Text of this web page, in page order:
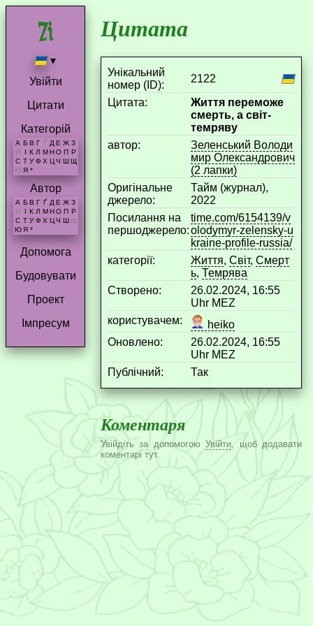
▾
Увійти
Цитати
Категорій
А Б В Г Ґ Д Е Ж З
И
І К Л М Н О П Р
С Т У Ф Х Ц Ч Ш Щ
Ю Я *
Автор
А Б В Г Ґ Д Е Ж З
И
К Л М Н О П Р
С Т У Ф Х Ц Ч Ш Щ
Ю Я *
Допомога
Будовувати
Проект
Імпресум
Цитата
Унікальний
номер (ID):
2122
Цитата:
Життя переможе
смерть, а світ-
темряву
aвтор:
Зеленський Володи
мир Олександрович
(2 лапки)
Оригінальне
джерело:
Тайм (журнал),
2022
Посилання на
першоджерело:
time.com/6154139/v
olodymyr-zelensky-u
kraine-profile-russia/
категорії:
Життя, Світ, Смерт
ь, Темрява
Створено:
26.02.2024, 16:55
Uhr MEZ
користувачем:
heiko
Оновлено:
26.02.2024, 16:55
Uhr MEZ
Публічний:
Так
Коментаря
Увійдіть за допомогоюУвійти, щоб додавати
коментарі тут.